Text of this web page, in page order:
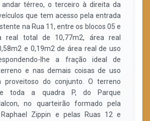
térreo, o terceiro à direita da
que tem acesso pela entrada
na Rua 11, entre os blocos 05 e
real total de 10,77m2, área real
e 0,19m2 de área real de uso
lhe a fração ideal de
e nas demais coisas de uso
do conjunto. O terreno
toda a quadra P, do Parque
no quarteirão formado pela
Raphael Zippin e pelas Ruas 12 e